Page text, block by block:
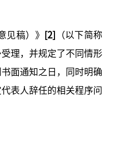
见稿）》 [2]
（以下简称
理，并规定了不同情形
面通知之日，同时明确
表人辞任的相关程序问